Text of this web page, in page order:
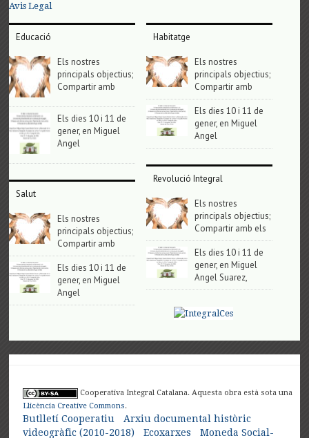
Avis Legal
Educació
Els nostres
principals objectius;
Compartir amb
Els dies 10 i 11 de
gener, en Miguel
Angel
Salut
Els nostres
principals objectius;
Compartir amb
Els dies 10 i 11 de
gener, en Miguel
Angel
Habitatge
Els nostres
principals objectius;
Compartir amb
Els dies 10 i 11 de
gener, en Miguel
Angel
Revolució Integral
Els nostres
principals objectius;
Compartir amb els
Els dies 10 i 11 de
gener, en Miguel
Angel Suarez,
Cooperativa Integral Catalana. Aquesta obra està sota una
Llicència Creative Commons.
Butlletí Cooperatiu
Arxiu documental històric
videogràfic (2010-2018)
Ecoxarxes Moneda Social-